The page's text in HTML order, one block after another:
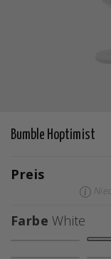
Bumble Hoptimist
Preis
Farbe White